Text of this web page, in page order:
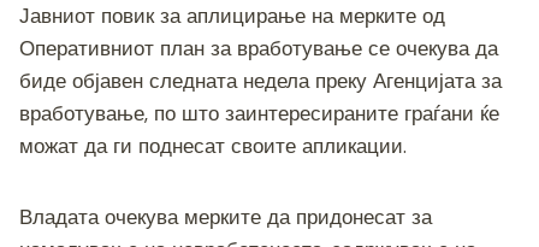
Јавниот повик за аплицирање на мерките од
Оперативниот план за вработување се очекува да
биде објавен следната недела преку Агенцијата за
вработување, по што заинтересираните граѓани ќе
можат да ги поднесат своите апликации.
Владата очекува мерките да придонесат за